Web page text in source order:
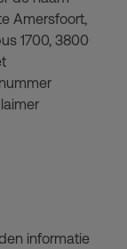
Amersfoort,
1700, 3800
informatie